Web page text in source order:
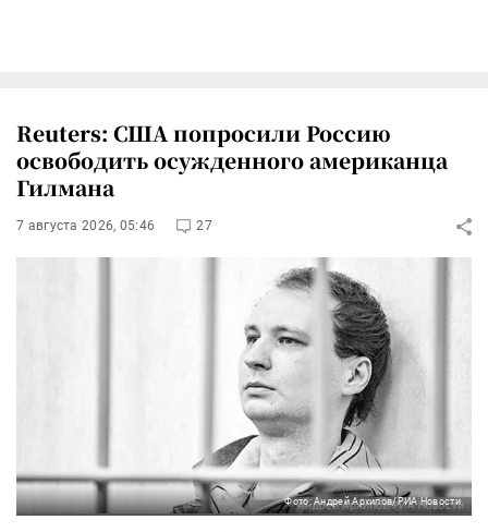
Reuters: США попросили Россию
освободить осужденного американца
Гилмана
7 августа 2026, 05:46 27
Фото: Андрей Архипов/РИА Новости